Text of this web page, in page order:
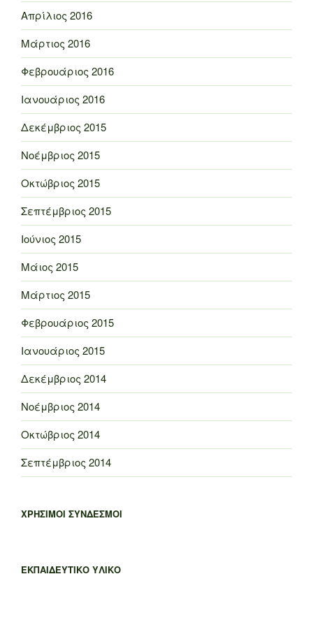
Απρίλιος 2016
Μάρτιος 2016
Φεβρουάριος 2016
Ιανουάριος 2016
Δεκέμβριος 2015
Νοέμβριος 2015
Οκτώβριος 2015
Σεπτέμβριος 2015
Ιούνιος 2015
Μάιος 2015
Μάρτιος 2015
Φεβρουάριος 2015
Ιανουάριος 2015
Δεκέμβριος 2014
Νοέμβριος 2014
Οκτώβριος 2014
Σεπτέμβριος 2014
ΧΡΗΣΙΜΟΙ ΣΥΝΔΕΣΜΟΙ
ΕΚΠΑΙΔΕΥΤΙΚΟ ΥΛΙΚΟ